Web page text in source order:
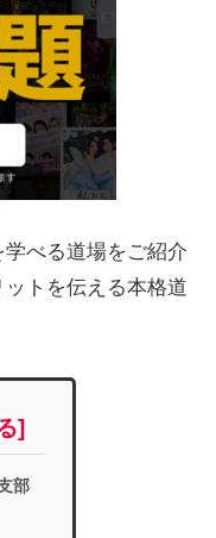
べる道場をご紹介
トを伝える本格道
部